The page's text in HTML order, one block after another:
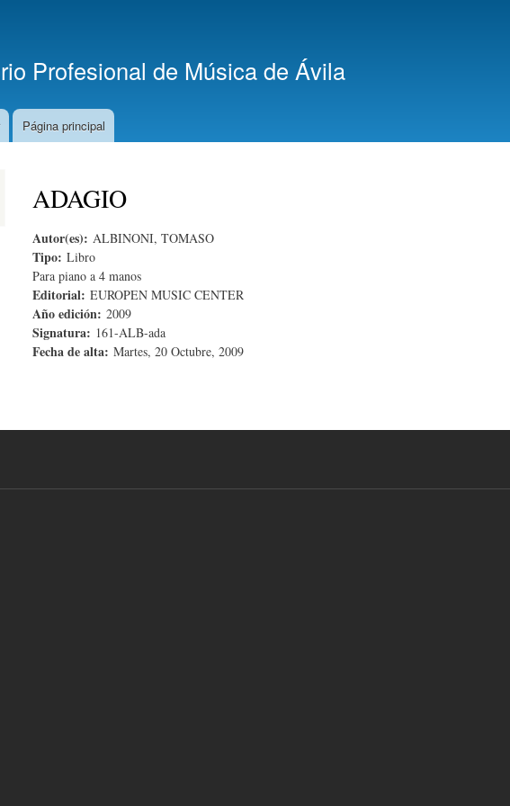
Profesional de Música de Ávila
Página principal
ADAGIO
Autor(es): ALBINONI, TOMASO
Tipo: Libro
Para piano a 4 manos
Editorial: EUROPEN MUSIC CENTER
Año edición: 2009
Signatura: 161-ALB-ada
Fecha de alta: Martes, 20 Octubre, 2009